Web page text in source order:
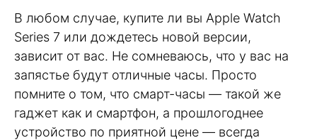
В любом случае, купите ли вы Apple Watch
Series 7 или дождетесь новой версии,
зависит от вас. Не сомневаюсь, что у вас на
запястье будут отличные часы. Просто
помните о том, что смарт-часы — такой же
гаджет как и смартфон, а прошлогоднее
устройство по приятной цене — всегда